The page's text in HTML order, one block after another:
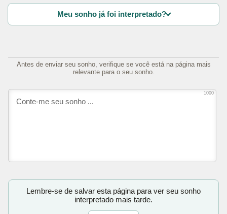
Meu sonho já foi interpretado?
Antes de enviar seu sonho, verifique se você está na página mais
relevante para o seu sonho.
1000
Lembre-se de salvar esta página para ver seu sonho
interpretado mais tarde.